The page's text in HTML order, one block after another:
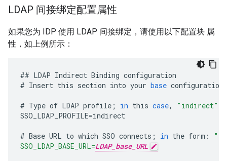
LDAP 间接绑定配置属性
如果您为 IDP 使用 LDAP 间接绑定，请使用以下配置块 属
性，如上例所示：
## LDAP Indirect Binding configuration
# Insert this section into your base configuration
# Type of LDAP profile ; in this case,
"indirect"
SSO_LDAP_PROFILE=indirect
# Base URL to which SSO connects ; in the form :
SSO_LDAP_BASE_URL=LDAP_base_URL